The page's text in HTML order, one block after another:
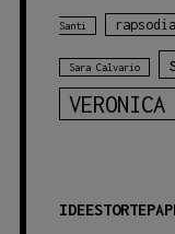
Santi rapsodia
Sara Calvario